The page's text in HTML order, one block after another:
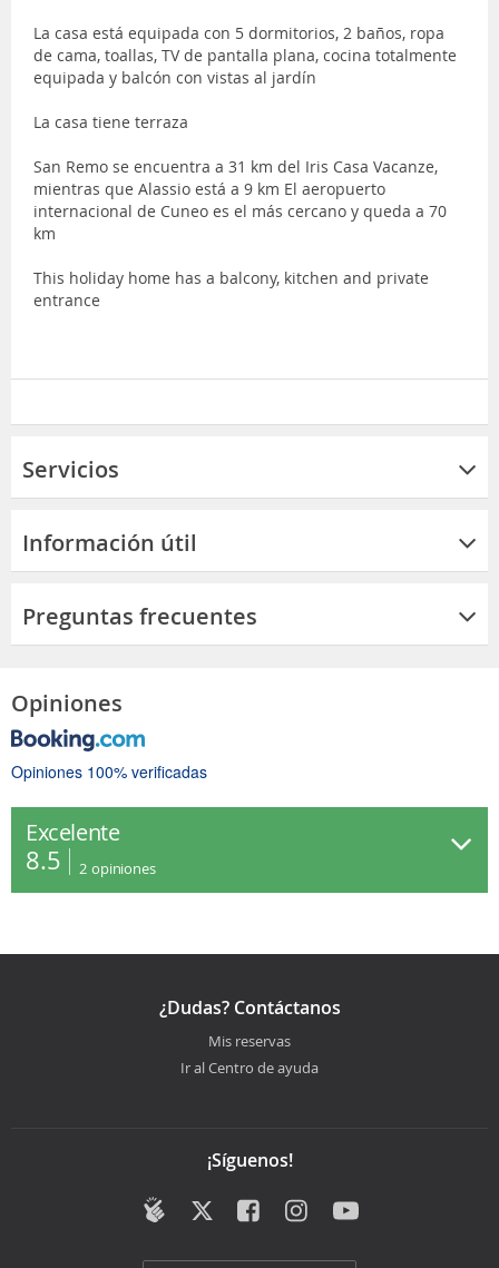
La casa está equipada con 5 dormitorios, 2 baños, ropa
de cama, toallas, TV de pantalla plana, cocina totalmente
equipada y balcón con vistas al jardín
La casa tiene terraza
San Remo se encuentra a 31 km del Iris Casa Vacanze,
mientras que Alassio está a 9 km El aeropuerto
internacional de Cuneo es el más cercano y queda a 70
km
This holiday home has a balcony, kitchen and private
entrance
Servicios
Información útil
Preguntas frecuentes
Opiniones
Opiniones 100% verificadas
Excelente
8.5 2 opiniones
¿Dudas? Contáctanos
Mis reservas
Ir al Centro de ayuda
¡Síguenos!